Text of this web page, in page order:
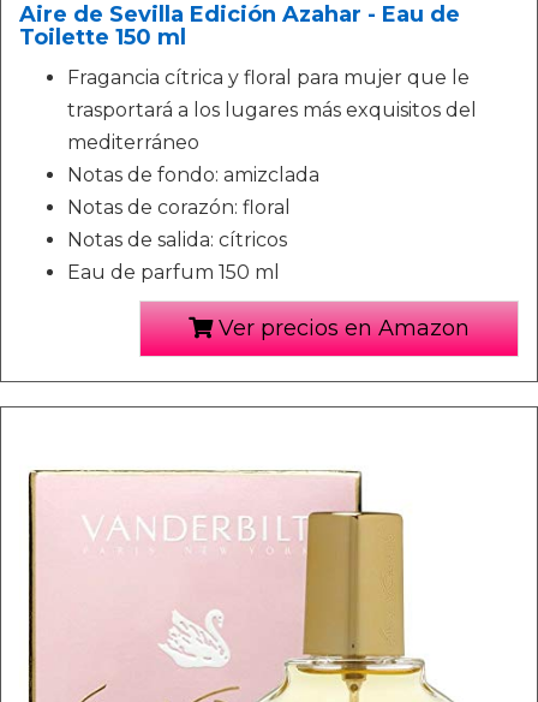
Aire de Sevilla Edición Azahar - Eau de
Toilette 150 ml
Fragancia cítrica y floral para mujer que le
trasportará a los lugares más exquisitos del
mediterráneo
Notas de fondo: amizclada
Notas de corazón: floral
Notas de salida: cítricos
Eau de parfum 150 ml
Ver precios en Amazon